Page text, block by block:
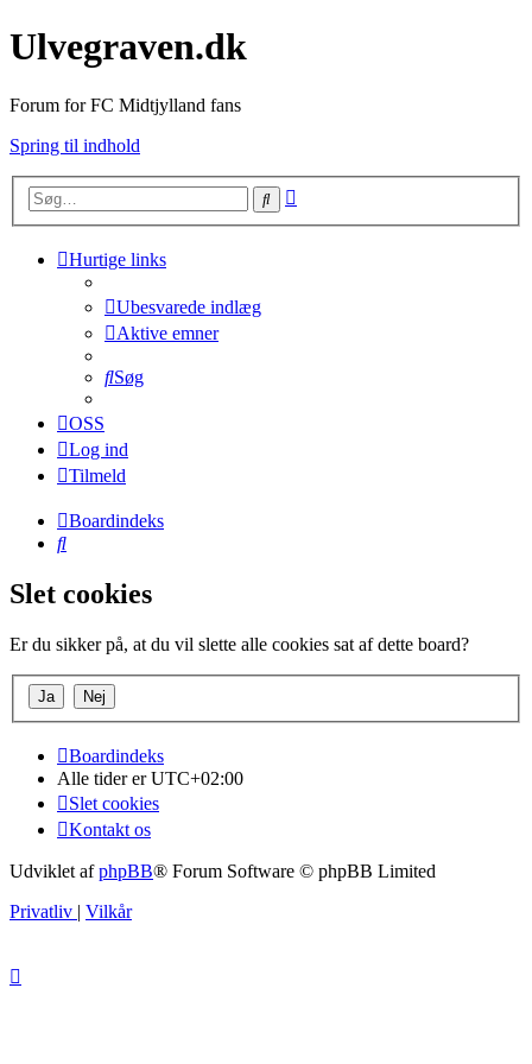
Ulvegraven.dk
Forum for FC Midtjylland fans
Spring til indhold
Søg
Hurtige links
Ubesvarede indlæg
Aktive emner
Søg
OSS
Log ind
Tilmeld
Boardindeks
Søg
Slet cookies
Er du sikker på, at du vil slette alle cookies sat af dette board?
Boardindeks
Alle tider erUTC+02:00
Slet cookies
Kontakt os
Udviklet afphpBB® Forum Software © phpBB Limited
Privatliv | Vilkår